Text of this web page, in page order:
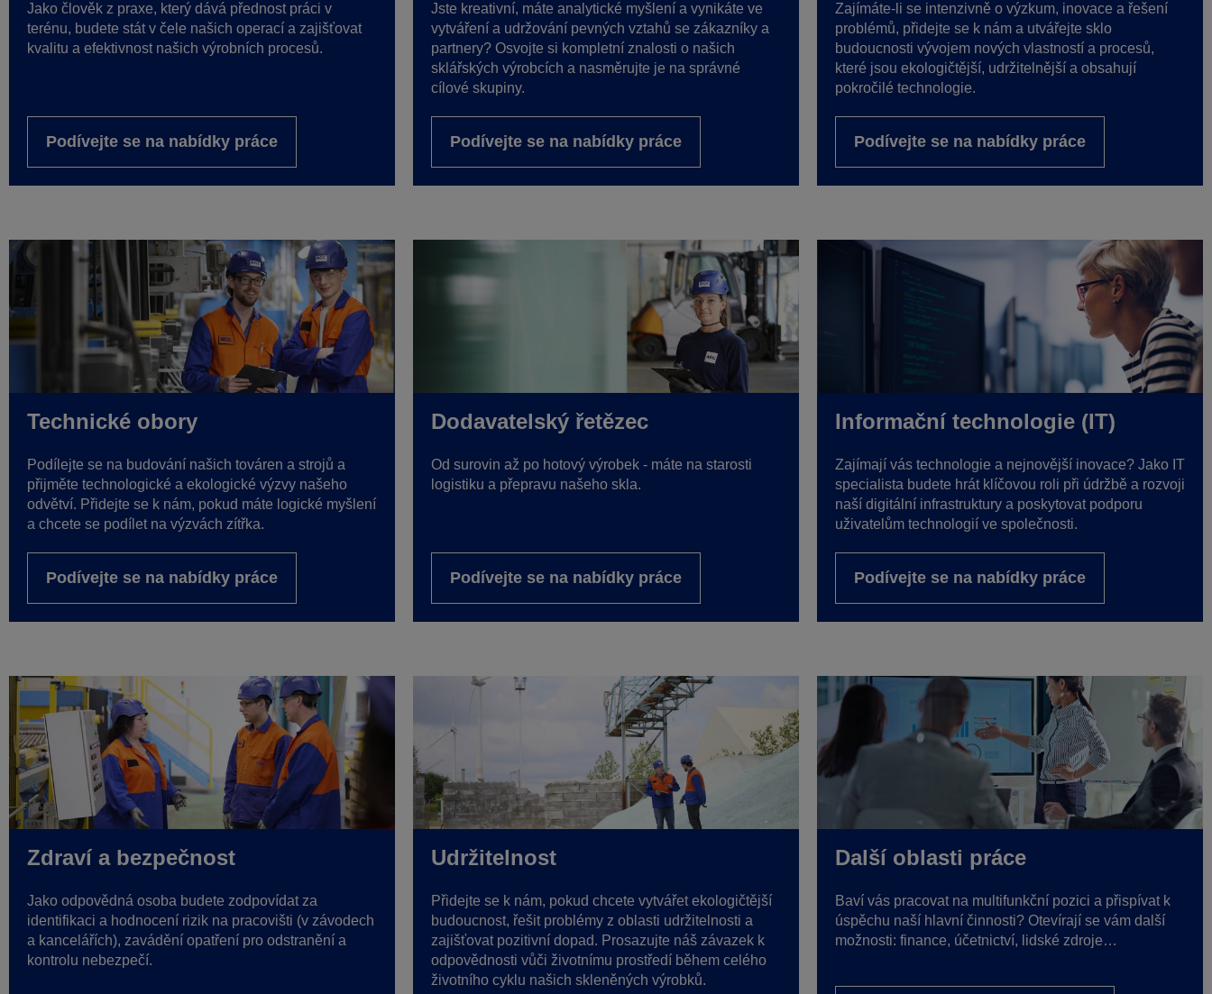
Jako člověk z praxe, který dává přednost práci v
terénu, budete stát v čele našich operací a zajišťovat
kvalitu a efektivnost našich výrobních procesů.
Podívejte se na nabídky práce
Jste kreativní, máte analytické myšlení a vynikáte ve
vytváření a udržování pevných vztahů se zákazníky a
partnery? Osvojte si kompletní znalosti o našich
sklářských výrobcích a nasměrujte je na správné
cílové skupiny.
Podívejte se na nabídky práce
Zajímáte-li se intenzivně o výzkum, inovace a řešení
problémů, přidejte se k nám a utvářejte sklo
budoucnosti vývojem nových vlastností a procesů,
které jsou ekologičtější, udržitelnější a obsahují
pokročilé technologie.
Podívejte se na nabídky práce
Technické obory
Podílejte se na budování našich továren a strojů a
přijměte technologické a ekologické výzvy našeho
odvětví. Přidejte se k nám, pokud máte logické myšlení
a chcete se podílet na výzvách zítřka.
Podívejte se na nabídky práce
Dodavatelský řetězec
Od surovin až po hotový výrobek - máte na starosti
logistiku a přepravu našeho skla.
Podívejte se na nabídky práce
Informační technologie (IT)
Zajímají vás technologie a nejnovější inovace? Jako IT
specialista budete hrát klíčovou roli při údržbě a rozvoji
naší digitální infrastruktury a poskytovat podporu
uživatelům technologií ve společnosti.
Podívejte se na nabídky práce
Zdraví a bezpečnost
Jako odpovědná osoba budete zodpovídat za
identifikaci a hodnocení rizik na pracovišti (v závodech
a kancelářích), zavádění opatření pro odstranění a
kontrolu nebezpečí.
Udržitelnost
Přidejte se k nám, pokud chcete vytvářet ekologičtější
budoucnost, řešit problémy z oblasti udržitelnosti a
zajišťovat pozitivní dopad. Prosazujte náš závazek k
odpovědnosti vůči životnímu prostředí během celého
životního cyklu našich skleněných výrobků.
Další oblasti práce
Baví vás pracovat na multifunkční pozici a přispívat k
úspěchu naší hlavní činnosti? Otevírají se vám další
možnosti: finance, účetnictví, lidské zdroje…